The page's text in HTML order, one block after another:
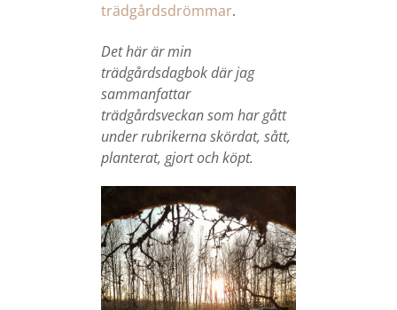
trädgårdsdrömmar.
Det här är min
trädgårdsdagbok där jag
sammanfattar
trädgårdsveckan som har gått
under rubrikerna skördat, sått,
planterat, gjort och köpt.